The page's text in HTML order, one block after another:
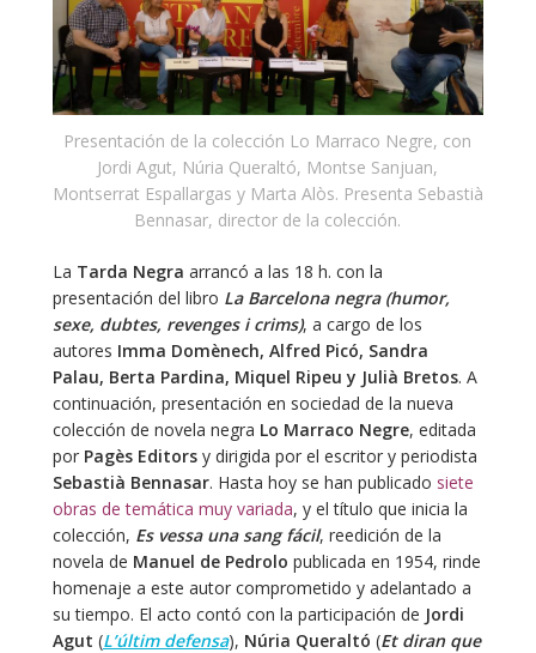
Presentación de la colección Lo Marraco Negre, con
Jordi Agut, Núria Queraltó, Montse Sanjuan,
Montserrat Espallargas y Marta Alòs. Presenta Sebastià
Bennasar, director de la colección.
La Tarda Negra arrancó a las 18 h. con la
presentación del libro La Barcelona negra (humor,
sexe, dubtes, revenges i crims), a cargo de los
autores Imma Domènech, Alfred Picó, Sandra
Palau, Berta Pardina, Miquel Ripeu y Julià Bretos. A
continuación, presentación en sociedad de la nueva
colección de novela negra Lo Marraco Negre, editada
por Pagès Editorsy dirigida por el escritor y periodista
Sebastià Bennasar. Hasta hoy se han publicado siete
obras de temática muy variada, y el título que inicia la
colección, Es vessa una sang fácil, reedición de la
novela de Manuel de Pedrolo publicada en 1954, rinde
homenaje a este autor comprometido y adelantado a
su tiempo. El acto contó con la participación de Jordi
Agut (L’últim defensa), Núria Queraltó (Et diran que